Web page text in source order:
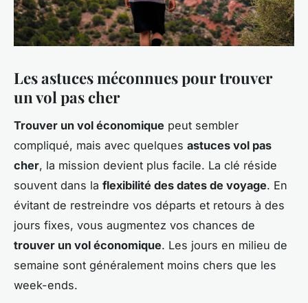
Les astuces méconnues pour trouver
un vol pas cher
Trouver un vol économique peut sembler
compliqué, mais avec quelques astuces vol pas
cher, la mission devient plus facile. La clé réside
souvent dans la flexibilité des dates de voyage. En
évitant de restreindre vos départs et retours à des
jours fixes, vous augmentez vos chances de
trouver un vol économique. Les jours en milieu de
semaine sont généralement moins chers que les
week-ends.